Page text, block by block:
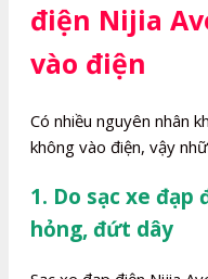
điện Nijia
vào điện
Có nhiều nguyên nhân
không vào điện, vậy
1. Do sạc xe đạp
hỏng, đứt dây